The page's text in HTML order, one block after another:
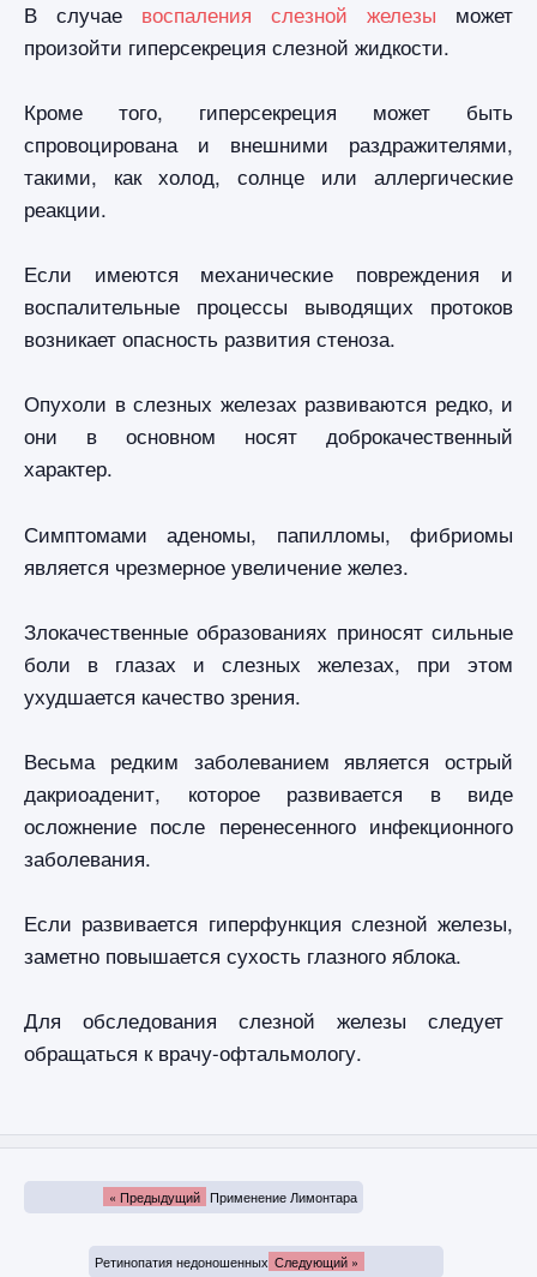
В случае воспаления слезной железы может
произойти гиперсекреция слезной жидкости.
Кроме того, гиперсекреция может быть
спровоцирована и внешними раздражителями,
такими, как холод, солнце или аллергические
реакции.
Если имеются механические повреждения и
воспалительные процессы выводящих протоков
возникает опасность развития стеноза.
Опухоли в слезных железах развиваются редко, и
они в основном носят доброкачественный
характер.
Симптомами аденомы, папилломы, фибриомы
является чрезмерное увеличение желез.
Злокачественные образованиях приносят сильные
боли в глазах и слезных железах, при этом
ухудшается качество зрения.
Весьма редким заболеванием является острый
дакриоаденит, которое развивается в виде
осложнение после перенесенного инфекционного
заболевания.
Если развивается гиперфункция слезной железы,
заметно повышается сухость глазного яблока.
Для обследования слезной железы следует
обращаться к врачу-офтальмологу.
« Предыдущий Применение Лимонтара
Ретинопатия недоношенных Следующий »